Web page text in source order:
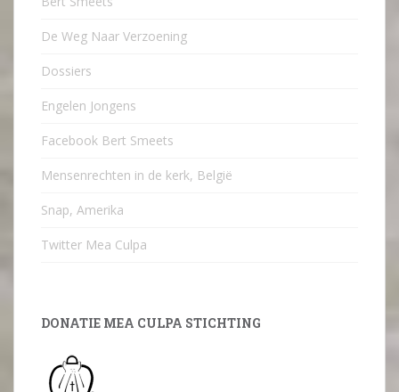
De Weg Naar Verzoening
Dossiers
Engelen Jongens
Facebook Bert Smeets
Mensenrechten in de kerk, België
Snap, Amerika
Twitter Mea Culpa
DONATIE MEA CULPA STICHTING